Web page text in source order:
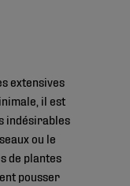
extensives
il est
indésirables
ou le
de plantes
pousser